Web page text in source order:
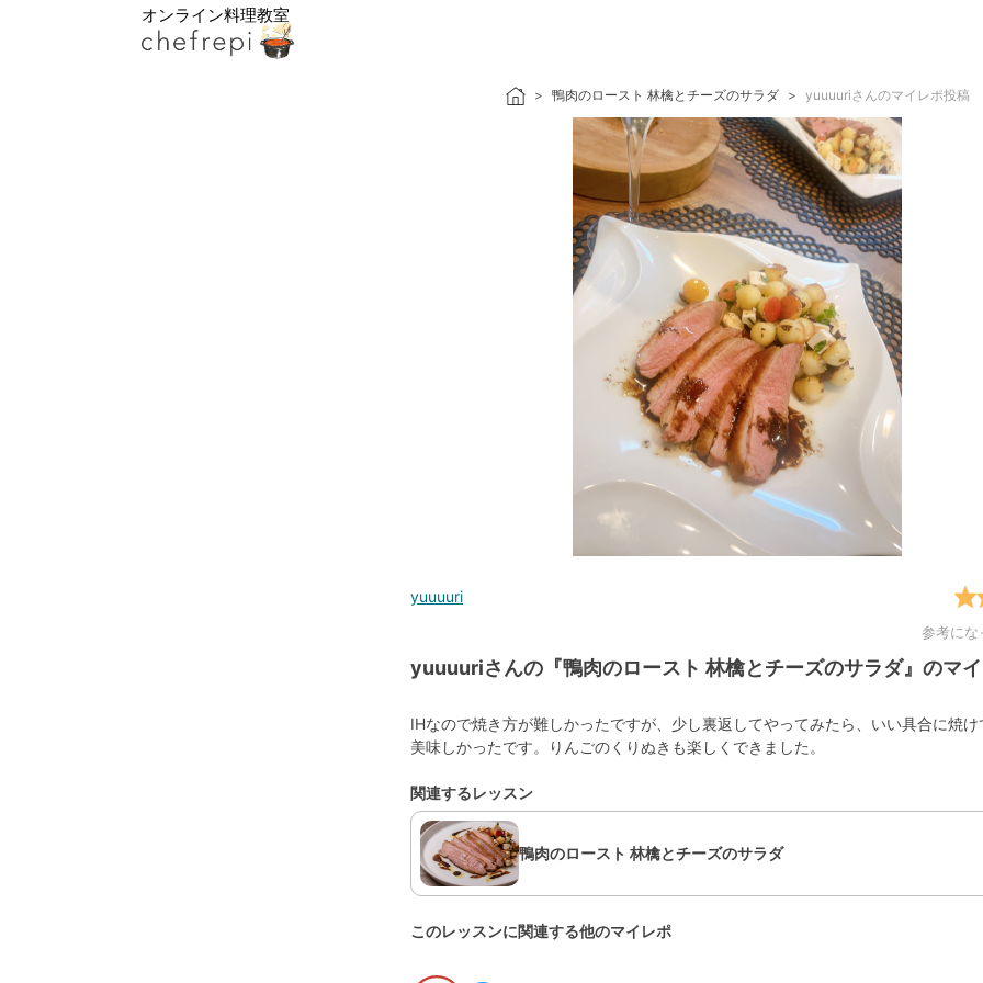
オンライン料理教室
鴨肉のロースト 林檎とチーズのサラダ yuuuuriさんのマイレポ投稿
yuuuuri
参考にな
yuuuuriさんの『鴨肉のロースト 林檎とチーズのサラダ』のマ
IHなので焼き方が難しかったですが、少し裏返してやってみたら、いい具合に焼け
美味しかったです。りんごのくりぬきも楽しくできました。
関連するレッスン
鴨肉のロースト 林檎とチーズのサラダ
このレッスンに関連する他のマイレポ